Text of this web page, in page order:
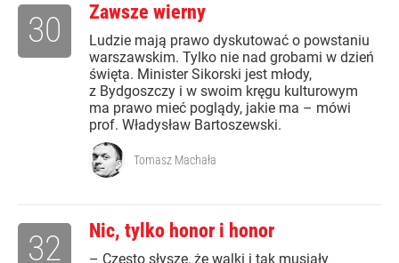
Zawsze wierny
Ludzie mają prawo dyskutować o powstaniu
warszawskim. Tylko nie nad grobami w dzień
święta. Minister Sikorski jest młody,
z Bydgoszczy i w swoim kręgu kulturowym
ma prawo mieć poglądy, jakie ma – mówi
prof. Władysław Bartoszewski.
30
Tomasz Machała
Nic, tylko honor i honor
– Często słyszę, że walki i tak musiały
32